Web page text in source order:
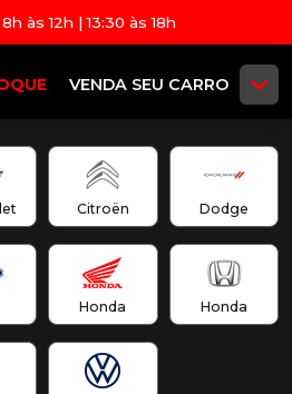
às 12h | 13:30 às 18h
VENDA SEU CARRO
Citroën Dodge
Honda Honda